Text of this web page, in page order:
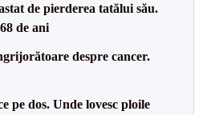
de pierderea tatălui său.
de ani
despre cancer.
pe dos. Unde lovesc ploile